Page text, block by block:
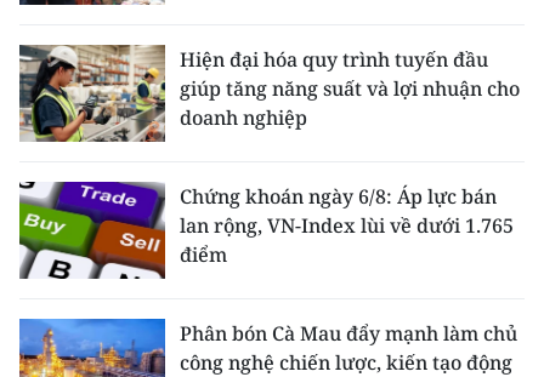
Hiện đại hóa quy trình tuyến đầu
giúp tăng năng suất và lợi nhuận cho
doanh nghiệp
Chứng khoán ngày 6/8: Áp lực bán
lan rộng, VN-Index lùi về dưới 1.765
điểm
Phân bón Cà Mau đẩy mạnh làm chủ
công nghệ chiến lược, kiến tạo động